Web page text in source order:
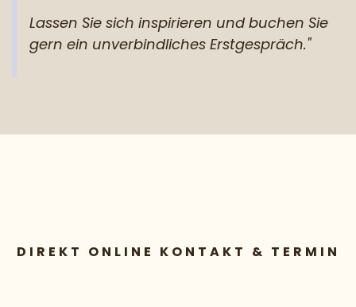
Lassen Sie sich inspirieren und buchen Sie
gern ein unverbindliches Erstgespräch."
DIREKT ONLINE KONTAKT & TERMIN